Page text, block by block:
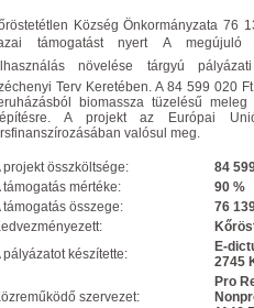
Község Önkormányzata 76
támogatást nyert A megújuló
növelése tárgyú
Terv Keretében. A 84 599 020
biomassza tüzelésű
A projekt az Európai
valósul meg.
projekt összköltsége:
84
támogatás mértéke:
90 %
támogatás összege:
76
pályázatot készítette:
E-
2745
szervezet:
Pro